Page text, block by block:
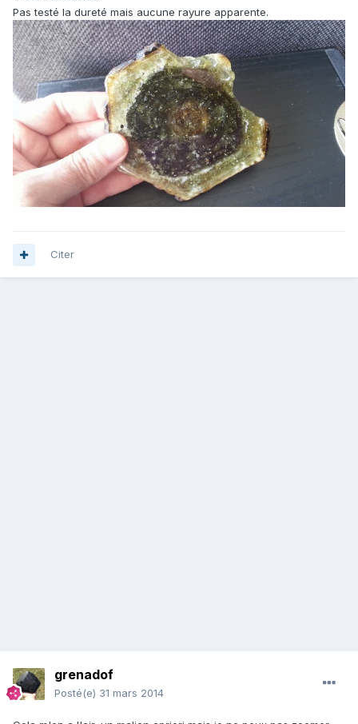
Pas testé la dureté mais aucune rayure apparente.
Citer
grenadof
Posté(e) 31 mars 2014